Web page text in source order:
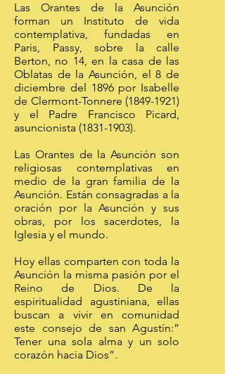
Las Orantes de la Asunción
forman un Instituto de vida
contemplativa, fundadas en
Paris, Passy, sobre la calle
Berton, no 14, en la casa de las
Oblatas de la Asunción, el 8 de
diciembre del 1896 por Isabelle
de Clermont-Tonnere (1849-1921)
y el Padre Francisco Picard,
asuncionista (1831-1903).
Las Orantes de la Asunción son
religiosas contemplativas en
medio de la gran familia de la
Asunción. Están consagradas a la
oración por la Asunción y sus
obras, por los sacerdotes, la
Iglesia y el mundo.
Hoy ellas comparten con toda la
Asunción la misma pasión por el
Reino de Dios. De la
espiritualidad agustiniana, ellas
buscan a vivir en comunidad
este consejo de san Agustín:”
Tener una sola alma y un solo
corazón hacia Dios”.